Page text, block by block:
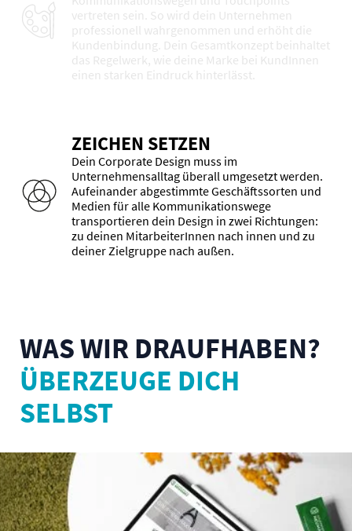
vertreten sein. So wird dein Unternehmen
professionell wahrgenommen und erhöht die
Kundenbindung. Dein Gesamtkonzept beinhaltet
das Regelwerk, wie deine Marke bei KundInnen
einen starken Eindruck hinterlässt.
ZEICHEN SETZEN
Dein Corporate Design muss im
Unternehmensalltag überall umgesetzt werden.
Aufeinander abgestimmte Geschäftssorten und
Medien für alle Kommunikationswege
transportieren dein Design in zwei Richtungen:
zu deinen MitarbeiterInnen nach innen und zu
deiner Zielgruppe nach außen.
WAS WIR DRAUFHABEN?
ÜBERZEUGE DICH
SELBST